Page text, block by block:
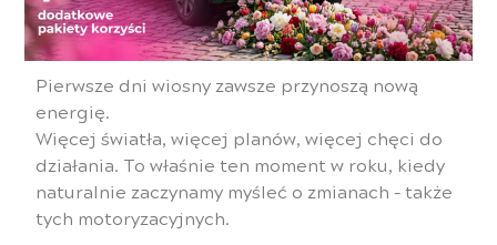
Pierwsze dni wiosny zawsze przynoszą nową
energię.
Więcej światła, więcej planów, więcej chęci do
działania. To właśnie ten moment w roku, kiedy
naturalnie zaczynamy myśleć o zmianach – także
tych motoryzacyjnych.